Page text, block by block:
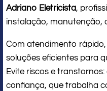
Adriano Eletricista,
instalação, manutenção,
Com atendimento
soluções eficientes para
Evite riscos e
confiança, que trabalha